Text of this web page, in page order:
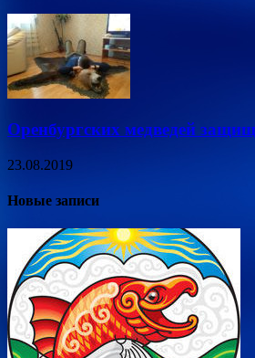
Оренбургских медведей
23.08.2019
Новые записи